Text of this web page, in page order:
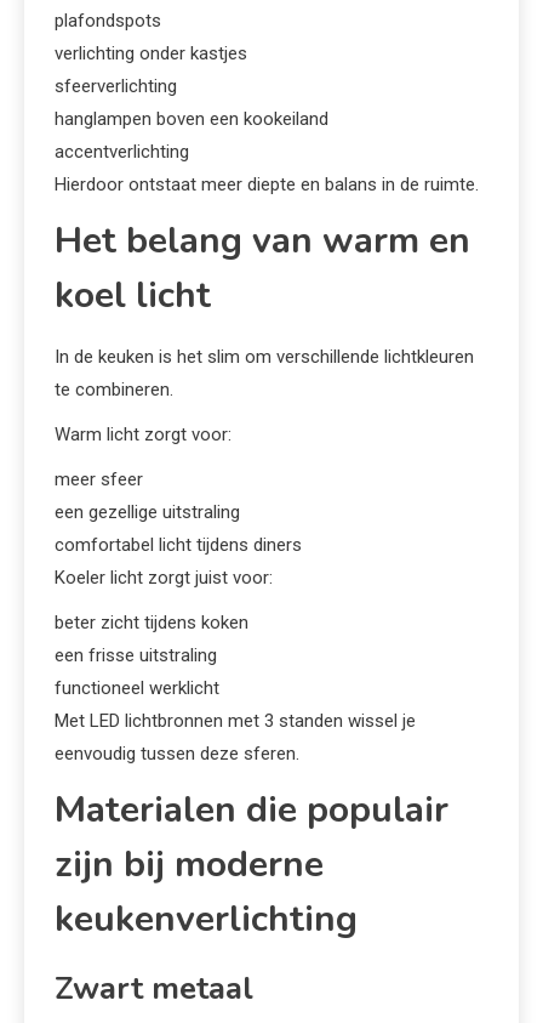
plafondspots
verlichting onder kastjes
sfeerverlichting
hanglampen boven een kookeiland
accentverlichting
Hierdoor ontstaat meer diepte en balans in de ruimte.
Het belang van warm en
koel licht
In de keuken is het slim om verschillende lichtkleuren
te combineren.
Warm licht zorgt voor:
meer sfeer
een gezellige uitstraling
comfortabel licht tijdens diners
Koeler licht zorgt juist voor:
beter zicht tijdens koken
een frisse uitstraling
functioneel werklicht
Met LED lichtbronnen met 3 standen wissel je
eenvoudig tussen deze sferen.
Materialen die populair
zijn bij moderne
keukenverlichting
Zwart metaal